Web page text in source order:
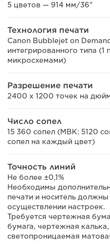
5 цветов — 914 мм/36"
Технология печати
Canon Bubblejet on
интегрированного типа
микросхемами)
Разрешение печати
2400 x 1200 точек на
Число сопел
15 360 сопел (MBK: 5120
сопел на каждый цвет)
Точность линий
Не более ±0,1%
Необходимы
печати и носитель
осуществлении настроек.
Требуется чертежная
бумага, чертежная
светопроницаемая